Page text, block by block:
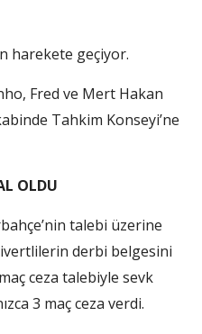
harekete geçiyor.
Fred ve Mert Hakan
Tahkim Konseyi’ne
OLDU
talebi üzerine
derbi belgesini
ceza talebiyle sevk
3 maç ceza verdi.